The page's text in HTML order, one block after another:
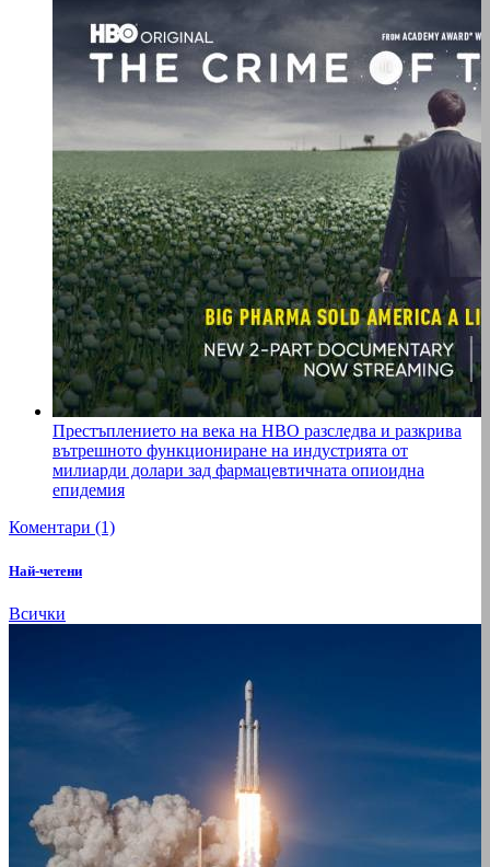
Престъплението на века на HBO разследва и разкрива
вътрешното функциониране на индустрията от
милиарди долари зад фармацевтичната опиоидна
епидемия
Коментари (1)
Най-четени
Всички